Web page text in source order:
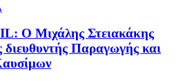
Ο Μιχάλης Στειακάκης
διευθυντής Παραγωγής και